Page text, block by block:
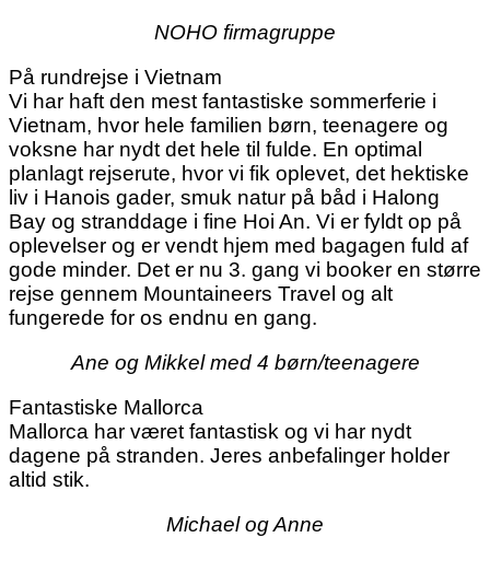
NOHO firmagruppe
På rundrejse i Vietnam
Vi har haft den mest fantastiske sommerferie i
Vietnam, hvor hele familien børn, teenagere og
voksne har nydt det hele til fulde. En optimal
planlagt rejserute, hvor vi fik oplevet, det hektiske
liv i Hanois gader, smuk natur på båd i Halong
Bay og stranddage i fine Hoi An. Vi er fyldt op på
oplevelser og er vendt hjem med bagagen fuld af
gode minder. Det er nu 3. gang vi booker en større
rejse gennem Mountaineers Travel og alt
fungerede for os endnu en gang.
Ane og Mikkel med 4 børn/teenagere
Fantastiske Mallorca
Mallorca har været fantastisk og vi har nydt
dagene på stranden. Jeres anbefalinger holder
altid stik.
Michael og Anne